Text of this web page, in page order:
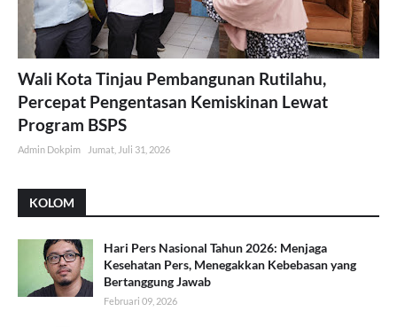
Wali Kota Tinjau Pembangunan Rutilahu,
Percepat Pengentasan Kemiskinan Lewat
Program BSPS
Admin Dokpim Jumat, Juli 31, 2026
KOLOM
Hari Pers Nasional Tahun 2026: Menjaga
Kesehatan Pers, Menegakkan Kebebasan yang
Bertanggung Jawab
Februari 09, 2026